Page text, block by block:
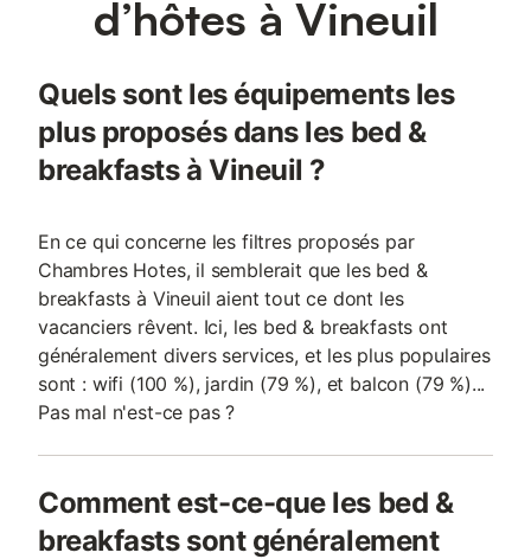
d’hôtes à Vineuil
Quels sont les équipements les
plus proposés dans les bed &
breakfasts à Vineuil ?
En ce qui concerne les filtres proposés par
Chambres Hotes, il semblerait que les bed &
breakfasts à Vineuil aient tout ce dont les
vacanciers rêvent. Ici, les bed & breakfasts ont
généralement divers services, et les plus populaires
sont : wifi (100 %), jardin (79 %), et balcon (79 %)...
Pas mal n'est-ce pas ?
Comment est-ce-que les bed &
breakfasts sont généralement